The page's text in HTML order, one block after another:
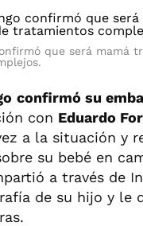
que será mamá
confirmó su
con Eduardo
a la situación y
su bebé en
a través de
de su hijo y le